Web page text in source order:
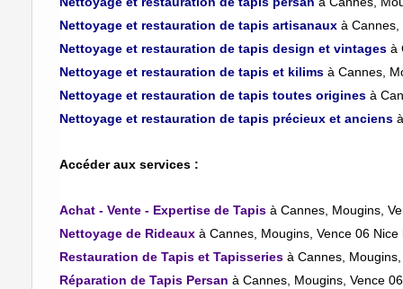
Nettoyage et restauration de tapis artisanaux à Cannes,
Nettoyage et restauration de tapis design et vintages à
Nettoyage et restauration de tapis et kilims à Cannes,
Nettoyage et restauration de tapis toutes origines à
Nettoyage et restauration de tapis précieux et anciens
Accéder aux services :
Achat - Vente - Expertise de Tapis à Cannes, Mougins,
Nettoyage de Rideaux à Cannes, Mougins, Vence 06 Nice
Restauration de Tapis et Tapisseries à Cannes,
Réparation de Tapis Persan à Cannes, Mougins, Vence